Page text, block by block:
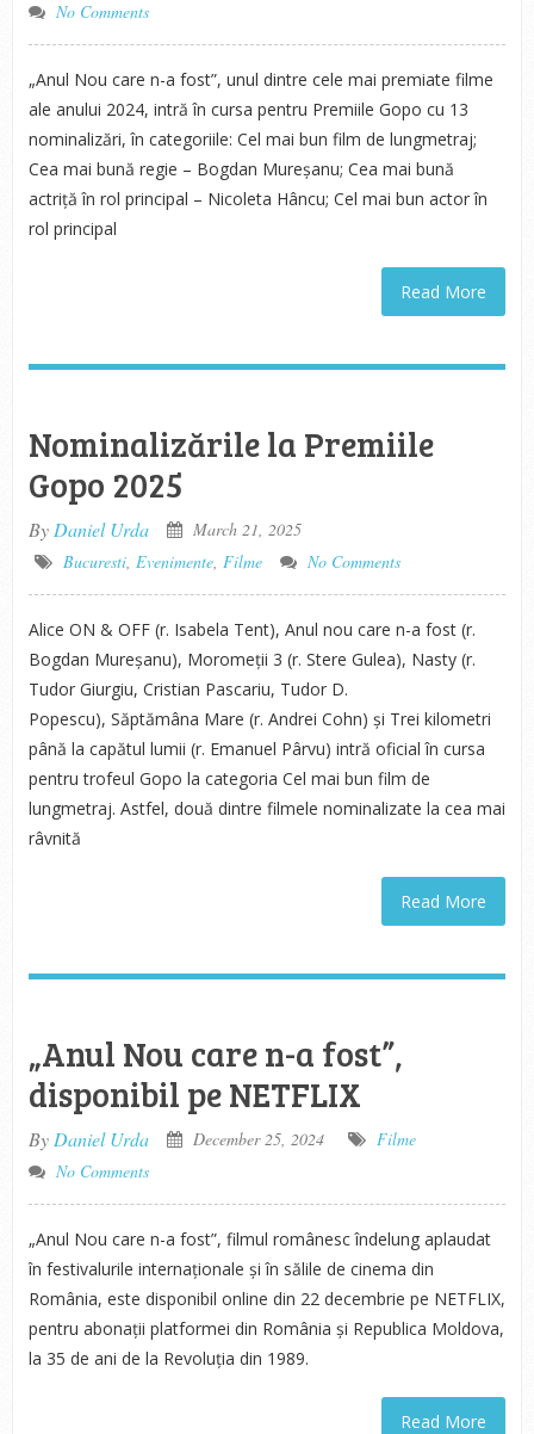
No Comments
„Anul Nou care n-a fost”, unul dintre cele mai premiate filme
ale anului 2024, intră în cursa pentru Premiile Gopo cu 13
nominalizări, în categoriile: Cel mai bun film de lungmetraj;
Cea mai bună regie – Bogdan Mureșanu; Cea mai bună
actriță în rol principal – Nicoleta Hâncu; Cel mai bun actor în
rol principal
Read More
Nominalizările la Premiile
Gopo 2025
By Daniel Urda
March 21, 2025
Bucuresti, Evenimente, Filme No Comments
Alice ON & OFF (r. Isabela Tent), Anul nou care n-a fost (r.
Bogdan Mureșanu), Moromeții 3 (r. Stere Gulea), Nasty (r.
Tudor Giurgiu, Cristian Pascariu, Tudor D.
Popescu), Săptămâna Mare (r. Andrei Cohn) și Trei kilometri
până la capătul lumii (r. Emanuel Pârvu) intră oficial în cursa
pentru trofeul Gopo la categoria Cel mai bun film de
lungmetraj. Astfel, două dintre filmele nominalizate la cea mai
râvnită
Read More
„Anul Nou care n-a fost”,
disponibil pe NETFLIX
By Daniel Urda December 25, 2024
Filme
No Comments
„Anul Nou care n-a fost”, filmul românesc îndelung aplaudat
în festivalurile internaționale și în sălile de cinema din
România, este disponibil online din 22 decembrie pe NETFLIX,
pentru abonații platformei din România și Republica Moldova,
la 35 de ani de la Revoluția din 1989.
Read More